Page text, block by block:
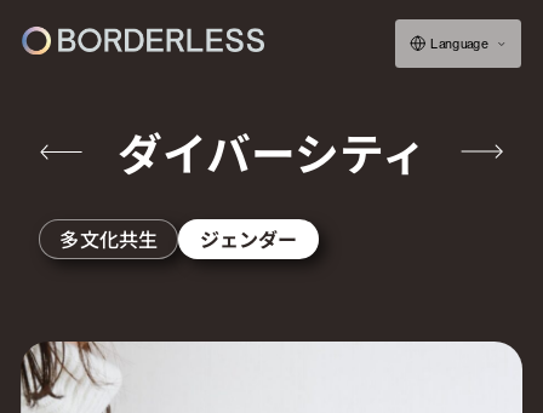
ソーシャルビジネス
Language
ダイバーシティ
多文化共生 ジェンダー